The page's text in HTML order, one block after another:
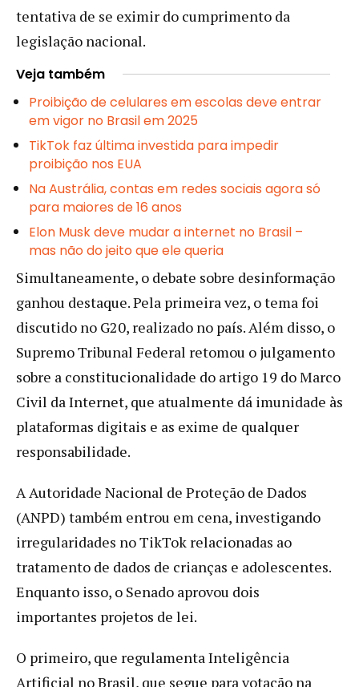
tentativa de se eximir do cumprimento da
legislação nacional.
Veja também
Proibição de celulares em escolas deve entrar
em vigor no Brasil em 2025
TikTok faz última investida para impedir
proibição nos EUA
Na Austrália, contas em redes sociais agora só
para maiores de 16 anos
Elon Musk deve mudar a internet no Brasil –
mas não do jeito que ele queria
Simultaneamente, o debate sobre desinformação
ganhou destaque. Pela primeira vez, o tema foi
discutido no G20, realizado no país. Além disso, o
Supremo Tribunal Federal retomou o julgamento
sobre a constitucionalidade do artigo 19 do Marco
Civil da Internet, que atualmente dá imunidade às
plataformas digitais e as exime de qualquer
responsabilidade.
A Autoridade Nacional de Proteção de Dados
(ANPD) também entrou em cena, investigando
irregularidades no TikTok relacionadas ao
tratamento de dados de crianças e adolescentes.
Enquanto isso, o Senado aprovou dois
importantes projetos de lei.
O primeiro, que regulamenta Inteligência
Artificial no Brasil, que segue para votação na